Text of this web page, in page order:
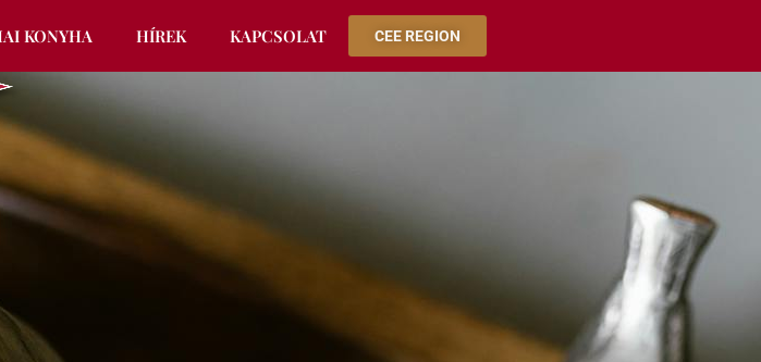
KONYHA HÍREK KAPCSOLAT CEE REGION